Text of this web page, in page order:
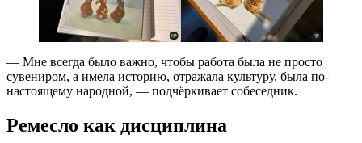
— Мне всегда было важно, чтобы работа была не просто
сувениром, а имела историю, отражала культуру, была по-
настоящему народной, — подчёркивает собеседник.
Ремесло как дисциплина